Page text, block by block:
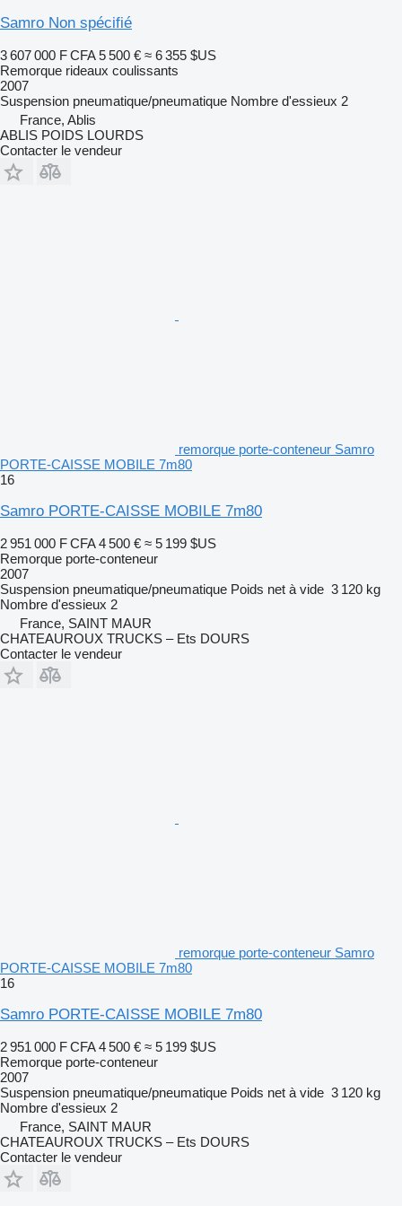
Samro Non spécifié
3 607 000 F CFA 5 500 € ≈ 6 355 $US
Remorque rideaux coulissants
2007
Suspension pneumatique/pneumatique Nombre d'essieux 2
France, Ablis
ABLIS POIDS LOURDS
Contacter le vendeur
remorque porte-conteneur Samro
PORTE-CAISSE MOBILE 7m80
16
Samro PORTE-CAISSE MOBILE 7m80
2 951 000 F CFA 4 500 € ≈ 5 199 $US
Remorque porte-conteneur
2007
Suspension pneumatique/pneumatique Poids net à vide 3 120 kg
Nombre d'essieux 2
France, SAINT MAUR
CHATEAUROUX TRUCKS – Ets DOURS
Contacter le vendeur
remorque porte-conteneur Samro
PORTE-CAISSE MOBILE 7m80
16
Samro PORTE-CAISSE MOBILE 7m80
2 951 000 F CFA 4 500 € ≈ 5 199 $US
Remorque porte-conteneur
2007
Suspension pneumatique/pneumatique Poids net à vide 3 120 kg
Nombre d'essieux 2
France, SAINT MAUR
CHATEAUROUX TRUCKS – Ets DOURS
Contacter le vendeur